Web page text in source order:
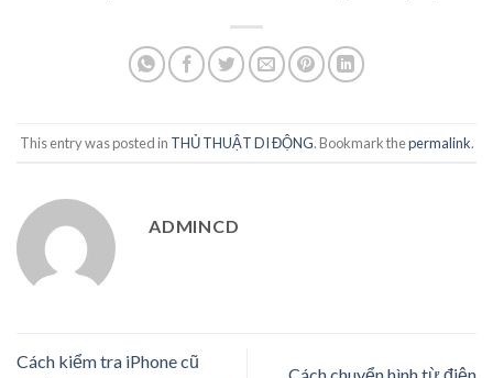
This entry was posted in THỦ THUẬT DI ĐỘNG. Bookmark thepermalink.
ADMINCD
Cách kiểm tra iPhone cũ